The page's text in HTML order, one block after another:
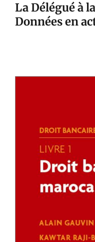
La Délégué à
Données en